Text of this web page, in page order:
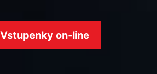
Vstupenky on-line